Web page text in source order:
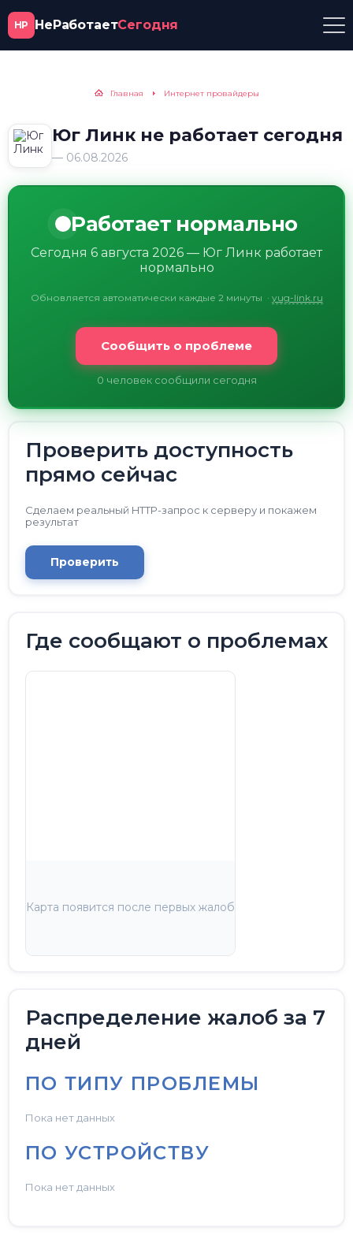
НР НеРаботаетСегодня
Главная Интернет провайдеры
Юг Линк не работает сегодня
— 06.08.2026
Работает нормально
Сегодня 6 августа 2026 — Юг Линк работает
нормально
Обновляется автоматически каждые 2 минуты · yug-link.ru
Сообщить о проблеме
0 человек сообщили сегодня
Проверить доступность
прямо сейчас
Сделаем реальный HTTP-запрос к серверу и покажем
результат
Проверить
Где сообщают о проблемах
Карта появится после первых жалоб
Распределение жалоб за 7
дней
ПО ТИПУ ПРОБЛЕМЫ
Пока нет данных
ПО УСТРОЙСТВУ
Пока нет данных